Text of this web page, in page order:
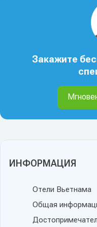
ИНФОРМАЦИЯ
Отели Вьетнама
Общая
Закажите